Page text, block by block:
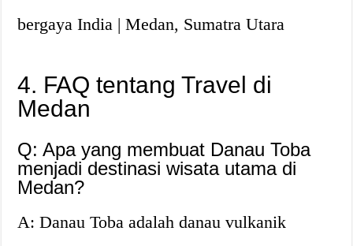
bergaya India | Medan, Sumatra Utara
4. FAQ tentang Travel di
Medan
Q: Apa yang membuat Danau Toba
menjadi destinasi wisata utama di
Medan?
A: Danau Toba adalah danau vulkanik